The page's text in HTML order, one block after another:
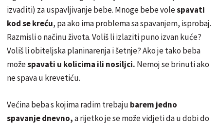
izvaditi) za uspavljivanje bebe. Mnoge bebe volespavati
kod se kreću, pa ako ima problema sa spavanjem, isprobaj.
Razmisli o načinu života. Voliš li izlaziti puno izvan kuće?
Voliš li obiteljska planinarenja i šetnje? Ako je tako beba
možespavati u kolicima ili nosiljci. Nemoj se brinuti ako
ne spava u krevetiću.
Većina beba s kojima radim trebaju barem jedno
spavanje dnevno,a rijetko je se može vidjeti da u dobi do